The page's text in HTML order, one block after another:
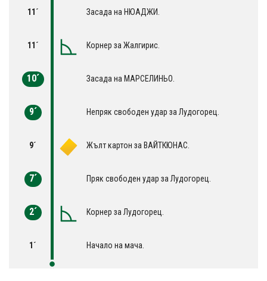
11´ Засада на НЮАДЖИ.
11´ Корнер за Жалгирис.
10´ Засада на МАРСЕЛИНЬО.
9´ Непряк свободен удар за Лудогорец.
9´ Жълт картон за ВАЙТКЮНАС.
7´ Пряк свободен удар за Лудогорец.
2´ Корнер за Лудогорец.
1´ Начало на мача.